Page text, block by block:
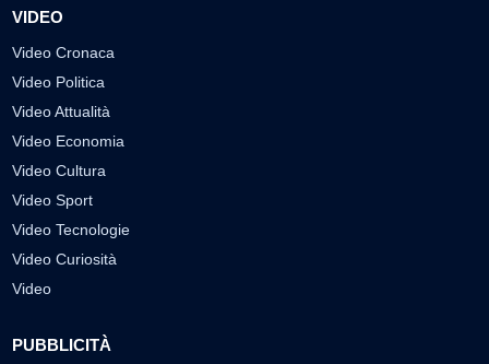
VIDEO
Video Cronaca
Video Politica
Video Attualità
Video Economia
Video Cultura
Video Sport
Video Tecnologie
Video Curiosità
Video
PUBBLICITÀ